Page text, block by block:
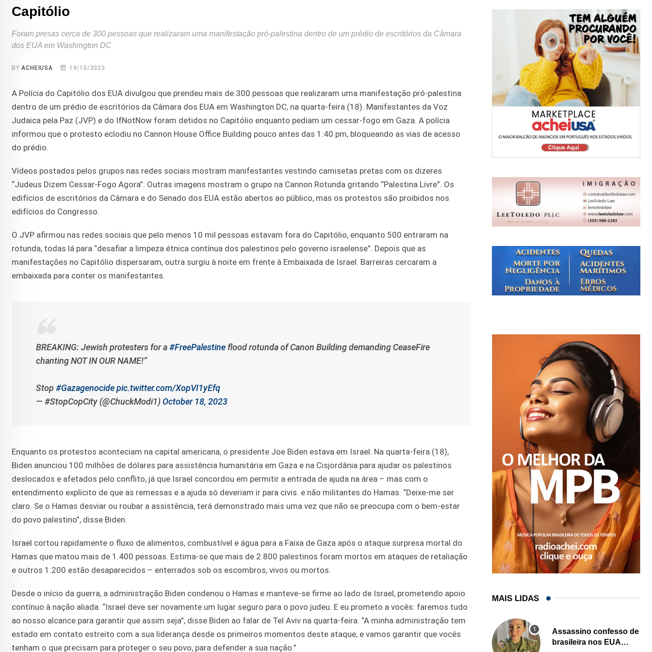
Capitólio
Foram presas cerca de 300 pessoas que realizaram uma manifestação pró-palestina dentro de um prédio de escritórios da Câmara
dos EUA em Washington DC
BYACHEIUSA 19/10/2023
A Polícia do Capitólio dos EUA divulgou que prendeu mais de 300 pessoas que realizaram uma manifestação pró-palestina
dentro de um prédio de escritórios da Câmara dos EUA em Washington DC, na quarta-feira (18). Manifestantes da Voz
Judaica pela Paz (JVP) e do IfNotNow foram detidos no Capitólio enquanto pediam um cessar-fogo em Gaza. A polícia
informou que o protesto eclodiu no Cannon House Office Building pouco antes das 1:40 pm, bloqueando as vias de acesso
do prédio.
Vídeos postados pelos grupos nas redes sociais mostram manifestantes vestindo camisetas pretas com os dizeres
“Judeus Dizem Cessar-Fogo Agora”. Outras imagens mostram o grupo na Cannon Rotunda gritando “Palestina Livre”. Os
edifícios de escritórios da Câmara e do Senado dos EUA estão abertos ao público, mas os protestos são proibidos nos
edifícios do Congresso.
O JVP afirmou nas redes sociais que pelo menos 10 mil pessoas estavam fora do Capitólio, enquanto 500 entraram na
rotunda, todas lá para “desafiar a limpeza étnica contínua dos palestinos pelo governo israelense”. Depois que as
manifestações no Capitólio dispersaram, outra surgiu à noite em frente à Embaixada de Israel. Barreiras cercaram a
embaixada para conter os manifestantes.
BREAKING: Jewish protesters for a#FreePalestine flood rotunda of Canon Building demanding CeaseFire
chanting NOT IN OUR NAME!”
Stop #Gazagenocidepic.twitter.com/XopVI1yEfq
— #StopCopCity (@ChuckModi1) October 18, 2023
Enquanto os protestos aconteciam na capital americana, o presidente Joe Biden estava em Israel. Na quarta-feira (18),
Biden anunciou 100 milhões de dólares para assistência humanitária em Gaza e na Cisjordânia para ajudar os palestinos
deslocados e afetados pelo conflito, já que Israel concordou em permitir a entrada de ajuda na área – mas com o
entendimento explícito de que as remessas e a ajuda só deveriam ir para civis. e não militantes do Hamas. “Deixe-me ser
claro. Se o Hamas desviar ou roubar a assistência, terá demonstrado mais uma vez que não se preocupa com o bem-estar
do povo palestino”, disse Biden.
Israel cortou rapidamente o fluxo de alimentos, combustível e água para a Faixa de Gaza após o ataque surpresa mortal do
Hamas que matou mais de 1.400 pessoas. Estima-se que mais de 2.800 palestinos foram mortos em ataques de retaliação
e outros 1.200 estão desaparecidos – enterrados sob os escombros, vivos ou mortos.
Desde o início da guerra, a administração Biden condenou o Hamas e manteve-se firme ao lado de Israel, prometendo apoio
contínuo à nação aliada. “Israel deve ser novamente um lugar seguro para o povo judeu. E eu prometo a vocês: faremos tudo
ao nosso alcance para garantir que assim seja”, disse Biden ao falar de Tel Aviv na quarta-feira. “A minha administração tem
estado em contato estreito com a sua liderança desde os primeiros momentos deste ataque, e vamos garantir que vocês
tenham o que precisam para proteger o seu povo, para defender a sua nação.”
MAIS LIDAS
Assassino confesso de
brasileira nos EUA